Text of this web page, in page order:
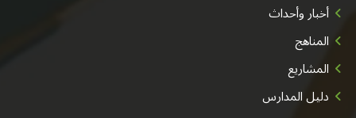
أخبار وأحداث
المناهج
المشاريع
دليل المدارس